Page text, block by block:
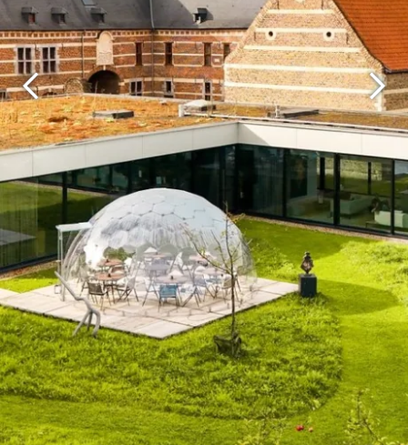
Martin's Klooster
Louvain, 4*
Martin's PatershofMalines, 4*
Martin's Dream HotelMons, 4*
Martin's RedTubize, 4*
DEntdecken Sie alle unsere Hotels